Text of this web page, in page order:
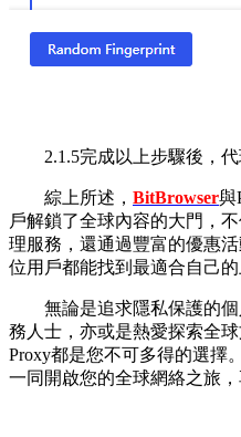
2.1.5完成以上步驟後，代
綜上所述， BitBrowser與
戶解鎖了全球內容的大門，
理服務，還通過豐富的優惠
位用戶都能找到最適合自己的
無論是追求隱私保護的個
務人士，亦或是熱愛探索全
Proxy都是您不可多得的選擇
一同開啟您的全球網絡之旅